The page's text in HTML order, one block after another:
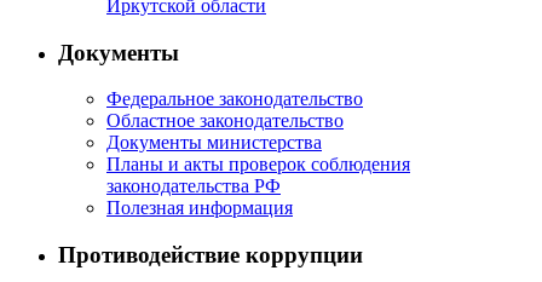
Иркутской области
Документы
Федеральное законодательство
Областное законодательство
Документы министерства
Планы и акты проверок соблюдения
законодательства РФ
Полезная информация
Противодействие коррупции